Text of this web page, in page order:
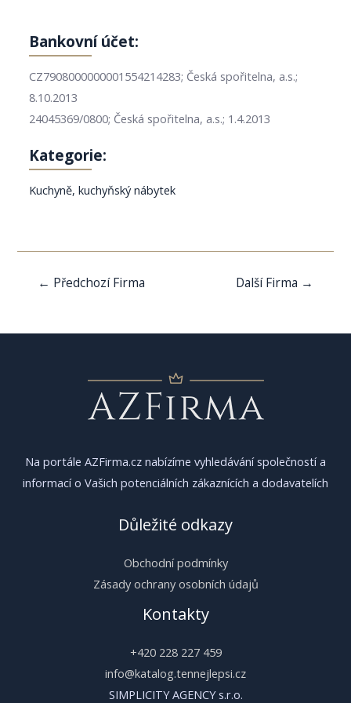
Bankovní účet:
CZ7908000000001554214283; Česká spořitelna, a.s.;
8.10.2013
24045369/0800; Česká spořitelna, a.s.; 1.4.2013
Kategorie:
Kuchyně, kuchyňský nábytek
Navigace
← Předchozí Firma Další Firma →
Na portále AZFirma.cz nabízíme vyhledávání společností a
informací o Vašich potenciálních zákaznících a dodavatelích
Důležité odkazy
Obchodní podmínky
Zásady ochrany osobních údajů
Kontakty
+420 228 227 459
info@katalog.tennejlepsi.cz
SIMPLICITY AGENCY s.r.o.